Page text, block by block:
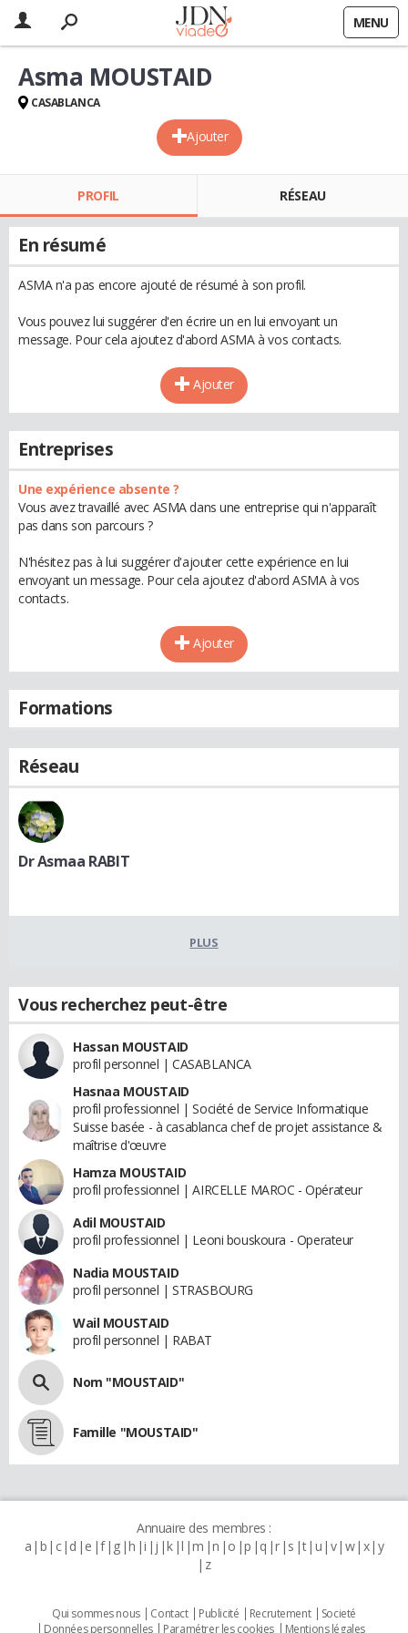
MENU
Ajouter
Asma MOUSTAID
CASABLANCA
PROFIL RÉSEAU
En résumé
ASMA n'a pas encore ajouté de résumé à son profil.
Vous pouvez lui suggérer d'en écrire un en lui envoyant un
message. Pour cela ajoutez d'abord ASMA à vos contacts.
Ajouter
Entreprises
Une expérience absente ?
Vous avez travaillé avec ASMA dans une entreprise qui n'apparaît
pas dans son parcours ?
N'hésitez pas à lui suggérer d'ajouter cette expérience en lui
envoyant un message. Pour cela ajoutez d'abord ASMA à vos
contacts.
Ajouter
Formations
Réseau
Dr Asmaa RABIT
PLUS
Vous recherchez peut-être
Hassan MOUSTAID
profil personnel | CASABLANCA
Hasnaa MOUSTAID
profil professionnel | Société de Service Informatique
Suisse basée - à casablanca chef de projet assistance &
maîtrise d'œuvre
Hamza MOUSTAID
profil professionnel | AIRCELLE MAROC - Opérateur
Adil MOUSTAID
profil professionnel | Leoni bouskoura - Operateur
Nadia MOUSTAID
profil personnel | STRASBOURG
Wail MOUSTAID
profil personnel | RABAT
Nom "MOUSTAID"
Famille "MOUSTAID"
Annuaire des membres :
a b c d e f g h i j k l m n o p q r s t u v w x y
z
Qui sommes nous Contact Publicité Recrutement
Societé
Données personnelles
Paramétrer les cookies Mentions légales